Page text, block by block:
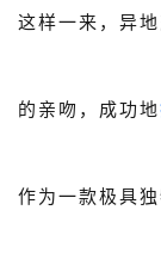
这样一来，异
的亲吻，成功地
作为一款极具